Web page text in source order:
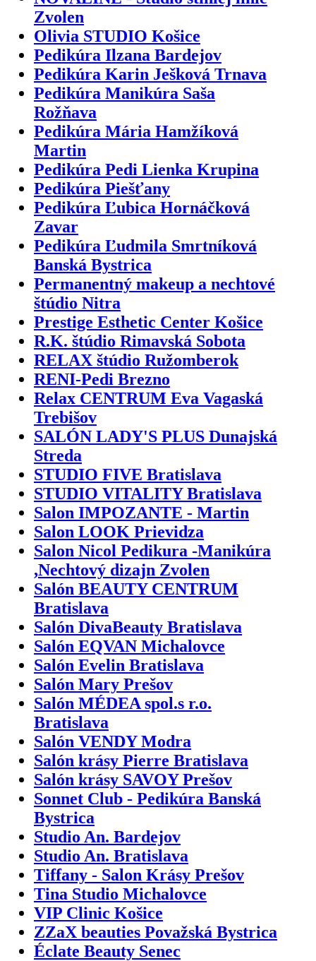
Zvolen
Olivia STUDIO Košice
Pedikúra Ilzana Bardejov
Pedikúra Karin Ješková Trnava
Pedikúra Manikúra Saša
Rožňava
Pedikúra Mária Hamžíková
Martin
Pedikúra Pedi Lienka Krupina
Pedikúra Piešťany
Pedikúra Ľubica Hornáčková
Zavar
Pedikúra Ľudmila Smrtníková
Banská Bystrica
Permanentný makeup a nechtové
štúdio Nitra
Prestige Esthetic Center Košice
R.K. štúdio Rimavská Sobota
RELAX štúdio Ružomberok
RENI-Pedi Brezno
Relax CENTRUM Eva Vagaská
Trebišov
SALÓN LADY'S PLUS Dunajská
Streda
STUDIO FIVE Bratislava
STUDIO VITALITY Bratislava
Salon IMPOZANTE - Martin
Salon LOOK Prievidza
Salon Nicol Pedikura -Manikúra
,Nechtový dizajn Zvolen
Salón BEAUTY CENTRUM
Bratislava
Salón DivaBeauty Bratislava
Salón EQVAN Michalovce
Salón Evelin Bratislava
Salón Mary Prešov
Salón MÉDEA spol.s r.o.
Bratislava
Salón VENDY Modra
Salón krásy Pierre Bratislava
Salón krásy SAVOY Prešov
Sonnet Club - Pedikúra Banská
Bystrica
Studio An. Bardejov
Studio An. Bratislava
Tiffany - Salon Krásy Prešov
Tina Studio Michalovce
VIP Clinic Košice
ZZaX beauties Považská Bystrica
Éclate Beauty Senec